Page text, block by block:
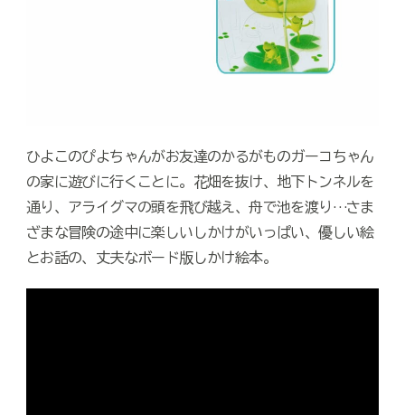
ひよこのぴよちゃんがお友達のかるがものガーコちゃん
の家に遊びに行くことに。花畑を抜け、地下トンネルを
通り、アライグマの頭を飛び越え、舟で池を渡り…さま
ざまな冒険の途中に楽しいしかけがいっぱい、優しい絵
とお話の、丈夫なボード版しかけ絵本。